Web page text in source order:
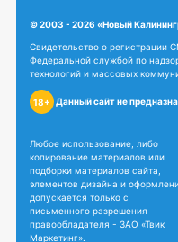
© 2003 - 2026 «Новый
Свидетельство о
Федеральной службой по
технологий и массовых
18+ Данный сайт не
Любое использование, либо
копирование материалов или
подборки материалов сайта,
элементов дизайна и
допускается только с
письменного разрешения
правообладателя - ЗАО «Твик
Маркетинг».